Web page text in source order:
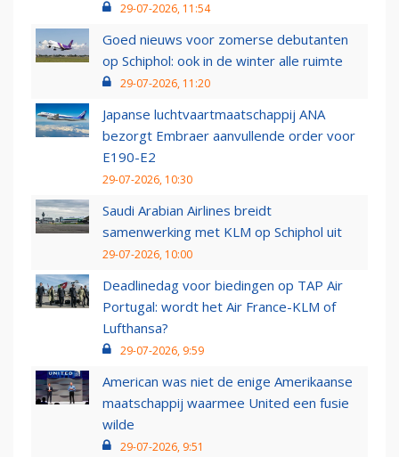
29-07-2026, 11:54
Goed nieuws voor zomerse debutanten
op Schiphol: ook in de winter alle ruimte
29-07-2026, 11:20
Japanse luchtvaartmaatschappij ANA
bezorgt Embraer aanvullende order voor
E190-E2
29-07-2026, 10:30
Saudi Arabian Airlines breidt
samenwerking met KLM op Schiphol uit
29-07-2026, 10:00
Deadlinedag voor biedingen op TAP Air
Portugal: wordt het Air France-KLM of
Lufthansa?
29-07-2026, 9:59
American was niet de enige Amerikaanse
maatschappij waarmee United een fusie
wilde
29-07-2026, 9:51